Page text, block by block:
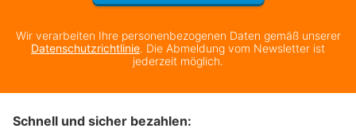
Wir verarbeiten Ihre personenbezogenen Daten gemäß unserer
Datenschutzrichtlinie. Die Abmeldung vom Newsletter ist
jederzeit möglich.
Schnell und sicher bezahlen: